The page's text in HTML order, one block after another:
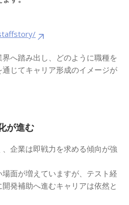
へ踏み出し、どのように職種を
じてキャリア形成のイメージが
が進む
企業は即戦力を求める傾向が強
面が増えていますが、テスト経
発補助へ進むキャリアは依然と